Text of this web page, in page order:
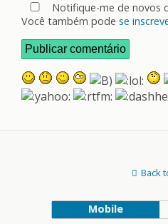
Notifique-me de novos
Você também pode se
Back
Mobile